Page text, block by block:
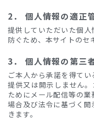
2． 個人情報の適正
提供していただいた個
防ぐため、本サイトのセ
3． 個人情報の第三
ご本人から承諾を得て
提供又は開示しません
ためにメール配信等の
場合及び法令に基づく
きます。